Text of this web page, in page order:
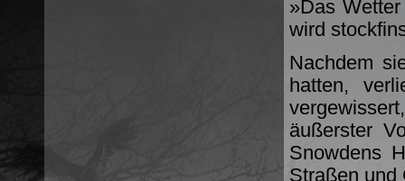
»Das
wird
Nachdem
hatten,
äußerster
Snowdens
Straßen und